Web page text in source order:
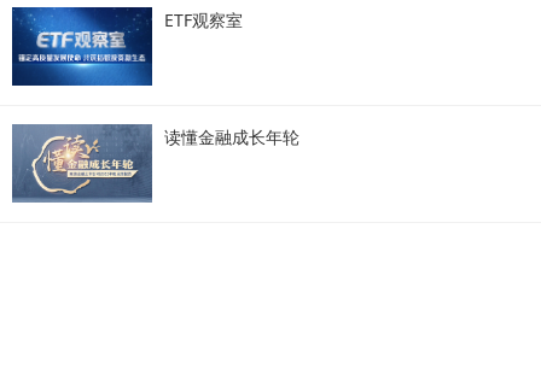
ETF观察室
读懂金融成长年轮